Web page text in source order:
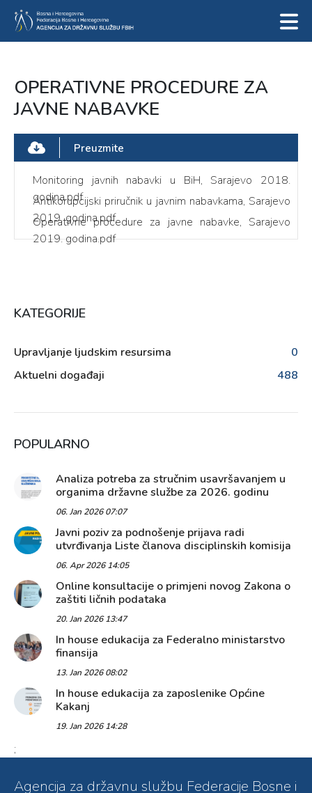
OPERATIVNE PROCEDURE ZA
JAVNE NABAVKE
Preuzmite
Monitoring javnih nabavki u BiH, Sarajevo 2018.
godina.pdf
Antikorupcijski priručnik u javnim nabavkama, Sarajevo
2019. godina.pdf
Operativne procedure za javne nabavke, Sarajevo
2019. godina.pdf
KATEGORIJE
Upravljanje ljudskim resursima
0
Aktuelni događaji
488
POPULARNO
Analiza potreba za stručnim usavršavanjem u
organima državne službe za 2026. godinu
06. Jan 2026 07:07
Javni poziv za podnošenje prijava radi
utvrđivanja Liste članova disciplinskih komisija
06. Apr 2026 14:05
Online konsultacije o primjeni novog Zakona o
zaštiti ličnih podataka
20. Jan 2026 13:47
In house edukacija za Federalno ministarstvo
finansija
13. Jan 2026 08:02
In house edukacija za zaposlenike Općine
Kakanj
19. Jan 2026 14:28
;
Agencija za državnu službu Federacije Bosne i